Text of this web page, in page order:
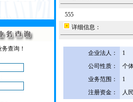
查询！
555
详细信息：
企业法人：
1
公司性质：
个
业务范围：
1
注册资金：
人